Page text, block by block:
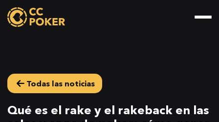
Todas las noticias
Qué es el rake y el rakeback en las